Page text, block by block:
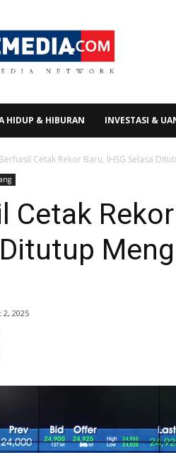
HIDUP & HIBURAN INVESTASI &
Berhasil Cetak Rekor Baru, IHSG Selasa
Cetak
2, 2025